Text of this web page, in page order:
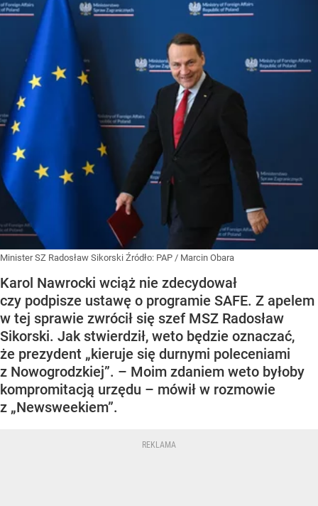
Minister SZ Radosław Sikorski Źródło: PAP / Marcin Obara
Karol Nawrocki wciąż nie zdecydował
czy podpisze ustawę o programie SAFE. Z apelem
w tej sprawie zwrócił się szef MSZ Radosław
Sikorski. Jak stwierdził, weto będzie oznaczać,
że prezydent „kieruje się durnymi poleceniami
z Nowogrodzkiej”. – Moim zdaniem weto byłoby
kompromitacją urzędu – mówił w rozmowie
z „Newsweekiem”.